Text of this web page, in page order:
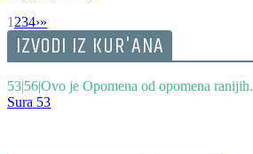
1 234›»
IZVODI IZ KUR'ANA
53|56|Ovo je Opomena od opomena ranijih.
Sura 53